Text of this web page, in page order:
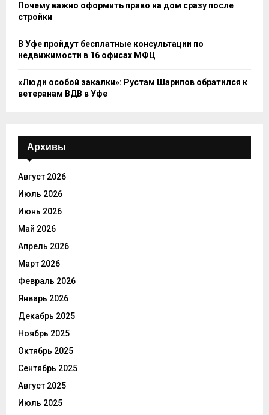
Почему важно оформить право на дом сразу после
стройки
В Уфе пройдут бесплатные консультации по
недвижимости в 16 офисах МФЦ
«Люди особой закалки»: Рустам Шарипов обратился к
ветеранам ВДВ в Уфе
Архивы
Август 2026
Июль 2026
Июнь 2026
Май 2026
Апрель 2026
Март 2026
Февраль 2026
Январь 2026
Декабрь 2025
Ноябрь 2025
Октябрь 2025
Сентябрь 2025
Август 2025
Июль 2025